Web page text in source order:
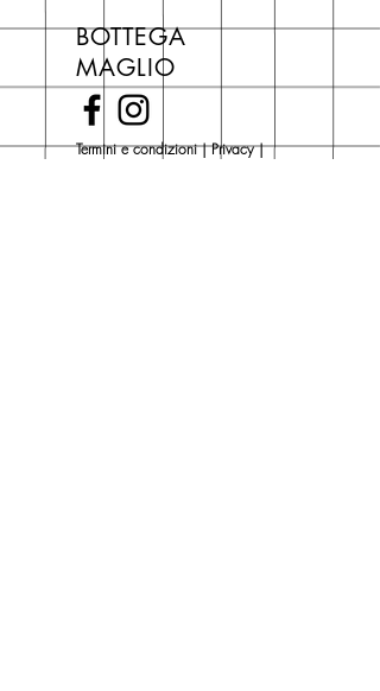
di copertina, escluse le ultime
novità Maglio Editore (vedi etichetta
Novità).
Una volta nel carrello puoi decidere
se acquistare sul sito con
BOTTEGA
MAGLIO
Termini e condizioni|Privacy|